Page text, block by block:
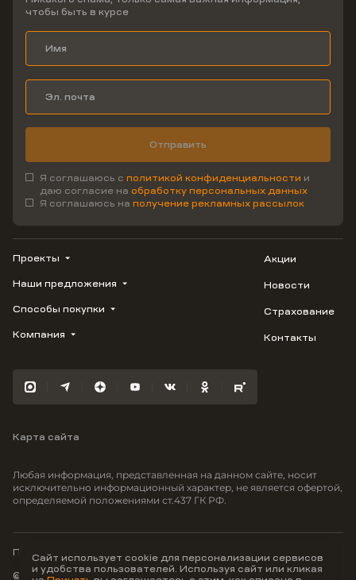
чтобы быть в курсе
Отправить
Я соглашаюсь с политикой конфиденциальности и
даю согласие на обработку персональных данных
Я соглашаюсь на получение рекламных рассылок
Проекты
ВЕРН
1799
Флора
Отражение
Моретта
Вместе
Наши предложения
Купить квартиру
Студию
3-комнатную
Способы покупки
Трейд-ин
100% оплата
Компания
Карьера
Акции
Новости
Страхование
Контакты
Карта сайта
Любая информация, представленная на данном сайте, носит
исключительно информационный характер, не является офертой,
определяемой положениями ст.437 ГК РФ.
© ООО Неоагентство, ИНН 9703176621,
Политика конфиденциальности
Сайт использует cookie для персонализации сервисов
и удобства пользователей. Используя сайт или кликая